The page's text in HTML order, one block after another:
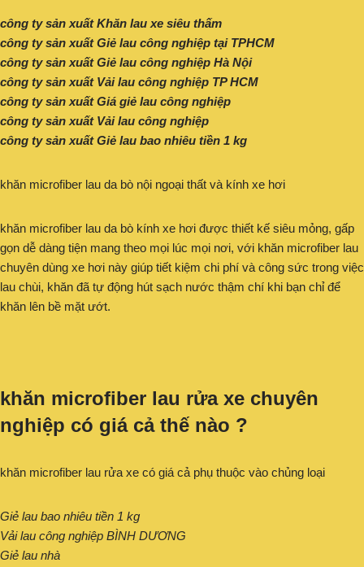
công ty sản xuất Khăn lau xe siêu thấm
công ty sản xuất Giẻ lau công nghiệp tại TPHCM
công ty sản xuất Giẻ lau công nghiệp Hà Nội
công ty sản xuất Vải lau công nghiệp TP HCM
công ty sản xuất Giá giẻ lau công nghiệp
công ty sản xuất Vải lau công nghiệp
công ty sản xuất Giẻ lau bao nhiêu tiền 1 kg
khăn microfiber lau da bò nội ngoại thất và kính xe hơi
khăn microfiber lau da bò kính xe hơi được thiết kế siêu mỏng, gấp
gọn dễ dàng tiện mang theo mọi lúc mọi nơi, với khăn microfiber lau
chuyên dùng xe hơi này giúp tiết kiệm chi phí và công sức trong việc
lau chùi, khăn đã tự động hút sạch nước thậm chí khi bạn chỉ để
khăn lên bề mặt ướt.
khăn microfiber lau rửa xe chuyên
nghiệp có giá cả thế nào ?
khăn microfiber lau rửa xe có giá cả phụ thuộc vào chủng loại
Giẻ lau bao nhiêu tiền 1 kg
Vải lau công nghiệp BÌNH DƯƠNG
Giẻ lau nhà